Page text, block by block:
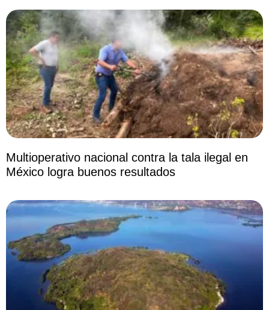
Multioperativo nacional contra la tala ilegal en
México logra buenos resultados